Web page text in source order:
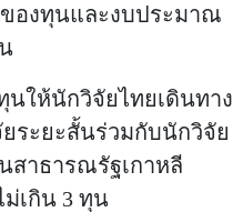
องทุนและงบประมาณ
นให้นักวิจัยไทยเดินทาง
ระยะสั้นร่วมกับนักวิจัย
สาธารณรัฐเกาหลี
เกิน 3 ทุน